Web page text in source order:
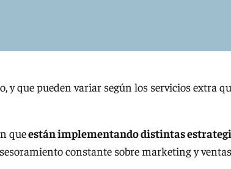
y que pueden variar según los servicios extra
queestán implementando distintas
constante sobre marketing y ventas